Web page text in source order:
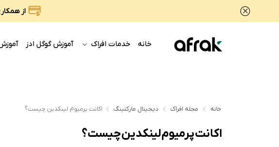
از
خانه خدمات افراک آموزش گوگل ادز
خانه مجله افراک دیجیتال مارکتینگ اکانت پرمیوم لینکدین چیست؟
اکانت پرمیوم لینکدین چیست؟